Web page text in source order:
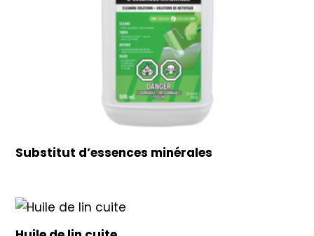
Substitut d’essences minérales